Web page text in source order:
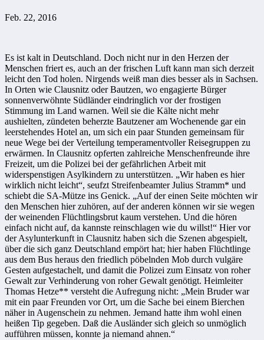
Feb. 22, 2016
Es ist kalt in Deutschland. Doch nicht nur in den Herzen der
Menschen friert es, auch an der frischen Luft kann man sich derzeit
leicht den Tod holen. Nirgends weiß man dies besser als in Sachsen.
In Orten wie Clausnitz oder Bautzen, wo engagierte Bürger
sonnenverwöhnte Südländer eindringlich vor der frostigen
Stimmung im Land warnen. Weil sie die Kälte nicht mehr
aushielten, zündeten beherzte Bautzener am Wochenende gar ein
leerstehendes Hotel an, um sich ein paar Stunden gemeinsam für
neue Wege bei der Verteilung temperamentvoller Reisegruppen zu
erwärmen. In Clausnitz opferten zahlreiche Menschenfreunde ihre
Freizeit, um die Polizei bei der gefährlichen Arbeit mit
widerspenstigen Asylkindern zu unterstützen. „Wir haben es hier
wirklich nicht leicht“, seufzt Streifenbeamter Julius Stramm* und
schiebt die SA-Mütze ins Genick. „Auf der einen Seite möchten wir
den Menschen hier zuhören, auf der anderen können wir sie wegen
der weinenden Flüchtlingsbrut kaum verstehen. Und die hören
einfach nicht auf, da kannste reinschlagen wie du willst!“ Hier vor
der Asylunterkunft in Clausnitz haben sich die Szenen abgespielt,
über die sich ganz Deutschland empört hat; hier haben Flüchtlinge
aus dem Bus heraus den friedlich pöbelnden Mob durch vulgäre
Gesten aufgestachelt, und damit die Polizei zum Einsatz von roher
Gewalt zur Verhinderung von roher Gewalt genötigt. Heimleiter
Thomas Hetze** versteht die Aufregung nicht: „Mein Bruder war
mit ein paar Freunden vor Ort, um die Sache bei einem Bierchen
näher in Augenschein zu nehmen. Jemand hatte ihm wohl einen
heißen Tip gegeben. Daß die Ausländer sich gleich so unmöglich
aufführen müssen, konnte ja niemand ahnen.“